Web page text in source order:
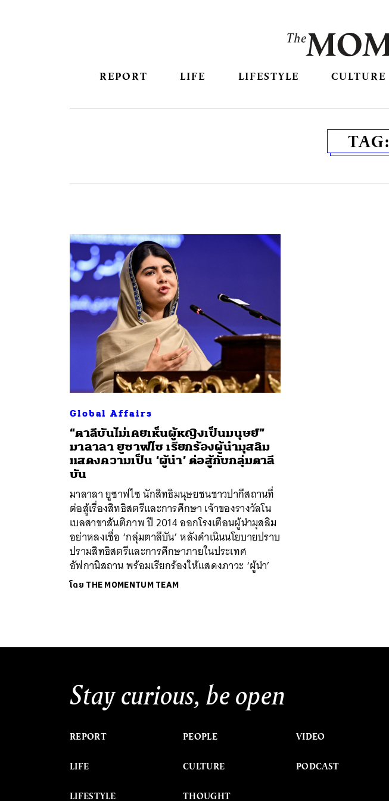
REPORT LIFE LIFESTYLE CULTURE
TAG:
Global Affairs
“ตาลีบันไม่เคยเห็นผู้หญิงเป็นมนุษย์”
มาลาลา ยูซาฟไซ เรียกร้องผู้นำมุสลิม
แสดงความเป็น ‘ผู้นำ’ ต่อสู้กับกลุ่มตาลี
บัน
มาลาลา ยูซาฟไซ นักสิทธิมนุษยชนชาวปากีสถานที่
ต่อสู้เรื่องสิทธิสตรีและการศึกษา เจ้าของรางวัลโน
เบลสาขาสันติภาพ ปี 2014 ออกโรงเตือนผู้นำมุสลิม
อย่าหลงเชื่อ ‘กลุ่มตาลีบัน’ หลังดำเนินนโยบายปราบ
ปรามสิทธิสตรีและการศึกษาภายในประเทศ
อัฟกานิสถาน พร้อมเรียกร้องให้แสดงภาวะ ‘ผู้นำ’
โดย THE MOMENTUM TEAM
Stay curious, be open
REPORT
LIFE
LIFESTYLE
PEOPLE
CULTURE
THOUGHT
VIDEO
PODCAST